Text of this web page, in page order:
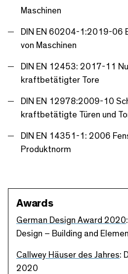
Maschinen
DIN EN 60204-1:2019-06
von Maschinen
DIN EN 12453: 2017-11
kraftbetätigter Tore
DIN EN 12978:2009-10
kraftbetätigte Türen und
DIN EN 14351-1: 2006
Produktnorm
Awards
German Design Award 2020
Design – Building and
Callwey Häuser des Jahres:
2020